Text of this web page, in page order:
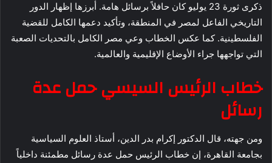
ذكرى ثورة 23 يوليو كان حافلاً برسائل هامة. أبرزها إظهار الدور
التاريخي الفاعل لمصر في المنطقة، وتأكيد دعمها الكامل للقضية
الفلسطينية. كما عكس الخطاب وعي مصر الكامل بالتحديات الصعبة
التي تواجهها جراء الأوضاع الإقليمية والعالمية.
خطاب الرئيس السيسي حمل عدة
رسائل
ومن جهته، قال الدكتور إكرام بدر الدين، أستاذ العلوم السياسية
بجامعة القاهرة، إن خطاب الرئيس حمل عدة رسائل مطمئنة داخلياً